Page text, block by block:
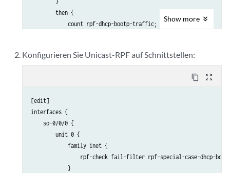
        then {
            count rpf-dhcp-bootp-traffic;
    }
            reject;
        }
    }
Show more
Konfigurieren Sie Unicast-RPF auf Schnittstellen:
content_copy zoom_out_map
[edit]
interfaces {
    so-0/0/0 {
        unit 0 {
            family inet {
rpf-check fail-filter rpf-special-case-dhcp-
            }